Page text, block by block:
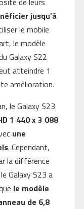
jusqu’à
le mobile
le modèle
Galaxy S22
atteindre 1
amélioration.
le Galaxy S23
1 440 x 3 088
une
. Cependant,
la différence
Galaxy S23 a
le modèle
de 6,8